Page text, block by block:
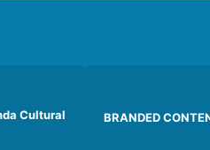
Cultural BRANDED